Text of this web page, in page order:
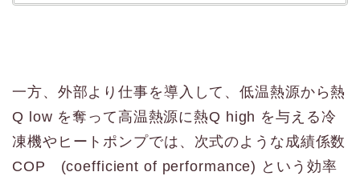
一方、外部より仕事を導入して、低温熱源から熱
Q low を奪って高温熱源に熱Q high を与える冷
凍機やヒートポンプでは、次式のような成績係数
COP (coefficient of performance) という効率